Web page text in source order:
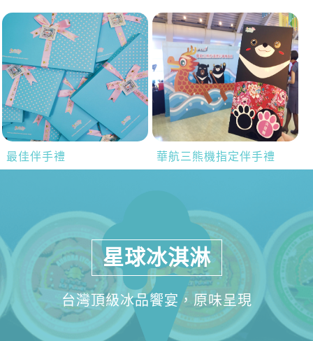
最佳伴手禮 華航三熊機指定伴手禮
星球冰淇淋
台灣頂級冰品饗宴，原味呈現